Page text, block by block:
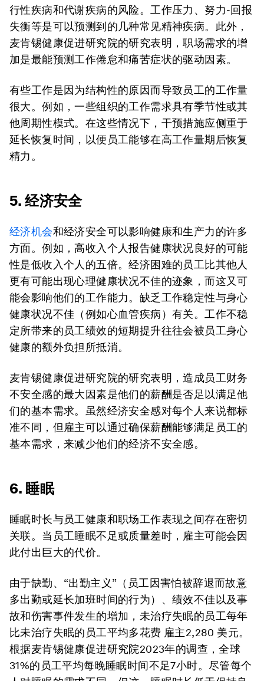
行性疾病和代谢疾病的风险。工作压力、努力-回报
失衡等是可以预测到的几种常见精神疾病。此外，
麦肯锡健康促进研究院的研究表明，职场需求的增
加是最能预测工作倦怠和痛苦症状的驱动因素。
有些工作是因为结构性的原因而导致员工的工作量
很大。例如，一些组织的工作需求具有季节性或其
他周期性模式。在这些情况下，干预措施应侧重于
延长恢复时间，以便员工能够在高工作量期后恢复
精力。
5. 经济安全
经济机会和经济安全可以影响健康和生产力的许多
方面。例如，高收入个人报告健康状况良好的可能
性是低收入个人的五倍。经济困难的员工比其他人
更有可能出现心理健康状况不佳的迹象，而这又可
能会影响他们的工作能力。缺乏工作稳定性与身心
健康状况不佳（例如心血管疾病）有关。工作不稳
定所带来的员工绩效的短期提升往往会被员工身心
健康的额外负担所抵消。
麦肯锡健康促进研究院的研究表明，造成员工财务
不安全感的最大因素是他们的薪酬是否足以满足他
们的基本需求。虽然经济安全感对每个人来说都标
准不同，但雇主可以通过确保薪酬能够满足员工的
基本需求，来减少他们的经济不安全感。
6. 睡眠
睡眠时长与员工健康和职场工作表现之间存在密切
关联。当员工睡眠不足或质量差时，雇主可能会因
此付出巨大的代价。
由于缺勤、“出勤主义”（员工因害怕被辞退而故意
多出勤或延长加班时间的行为）、绩效不佳以及事
故和伤害事件发生的增加，未治疗失眠的员工每年
比未治疗失眠的员工平均多花费 雇主2,280 美元。
根据麦肯锡健康促进研究院2023年的调查，全球
31%的员工平均每晚睡眠时间不足7小时。尽管每个